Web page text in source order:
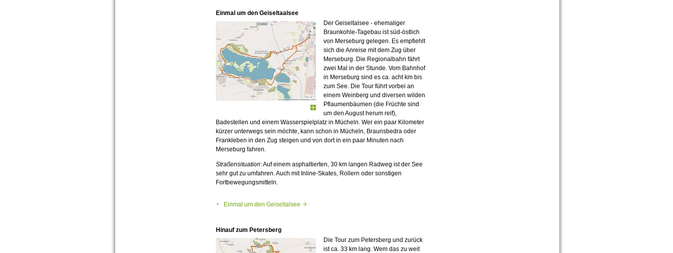
Einmal um den Geiseltaalsee
Der Geiseltalsee - ehemaliger
Braunkohle-Tagebau ist süd-östlich
von Merseburg gelegen. Es empfiehlt
sich die Anreise mit dem Zug über
Merseburg. Die Regionalbahn fährt
zwei Mal in der Stunde. Vom Bahnhof
in Merseburg sind es ca. acht km bis
zum See. Die Tour führt vorbei an
einem Weinberg und diversen wilden
Pflaumenbäumen (die Früchte sind
um den August herum reif),
Badestellen und einem Wasserspielplatz in Mücheln. Wer ein paar Kilometer
kürzer unterwegs sein möchte, kann schon in Mücheln, Braunsbedra oder
Frankleben in den Zug steigen und von dort in ein paar Minuten nach
Merseburg fahren.
Straßensituation: Auf einem asphaltierten, 30 km langen Radweg ist der See
sehr gut zu umfahren. Auch mit Inline-Skates, Rollern oder sonstigen
Fortbewegungsmitteln.
Einmal um den Geiseltalsee
Hinauf zum Petersberg
Die Tour zum Petersberg und zurück
ist ca. 33 km lang. Wem das zu weit